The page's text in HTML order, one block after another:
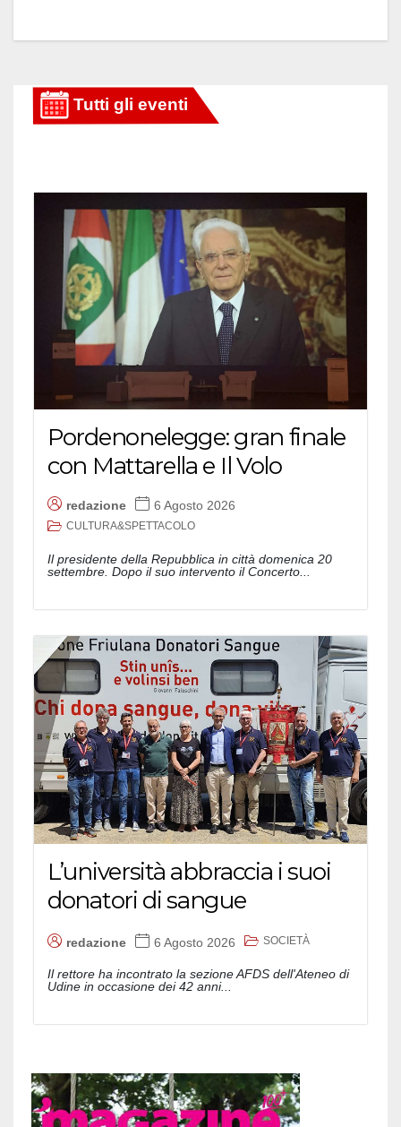
Pordenonelegge: gran finale
con Mattarella e Il Volo
redazione 6 Agosto 2026
CULTURA&SPETTACOLO
Il presidente della Repubblica in città domenica 20
settembre. Dopo il suo intervento il Concerto...
L’università abbraccia i suoi
donatori di sangue
redazione 6 Agosto 2026 SOCIETÀ
Il rettore ha incontrato la sezione AFDS dell'Ateneo di
Udine in occasione dei 42 anni...